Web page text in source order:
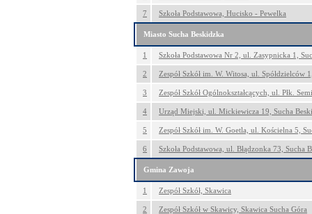
7 Szkoła Podstawowa, Hucisko - Pewelka
Miasto Sucha Beskidzka
1 Szkoła Podstawowa Nr 2, ul. Zasypnicka 1,
2 Zespół Szkół im. W. Witosa, ul. Spółdzielców
3 Zespół Szkół Ogólnokształcących, ul. Płk.
4 Urząd Miejski, ul. Mickiewicza 19, Sucha
5 Zespół Szkół im. W. Goetla, ul. Kościelna 5,
6 Szkoła Podstawowa, ul. Błądzonka 73, Sucha
Gmina Zawoja
1 Zespół Szkół, Skawica
2 Zespół Szkół w Skawicy, Skawica Sucha Góra